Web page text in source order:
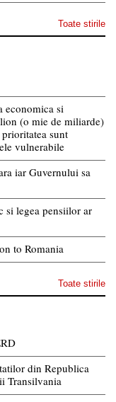
Toate stirile
economica si
(o mie de miliarde)
sunt
vulnerabile
iar Guvernului sa
si legea pensiilor ar
to Romania
Toate stirile
din Republica
Transilvania